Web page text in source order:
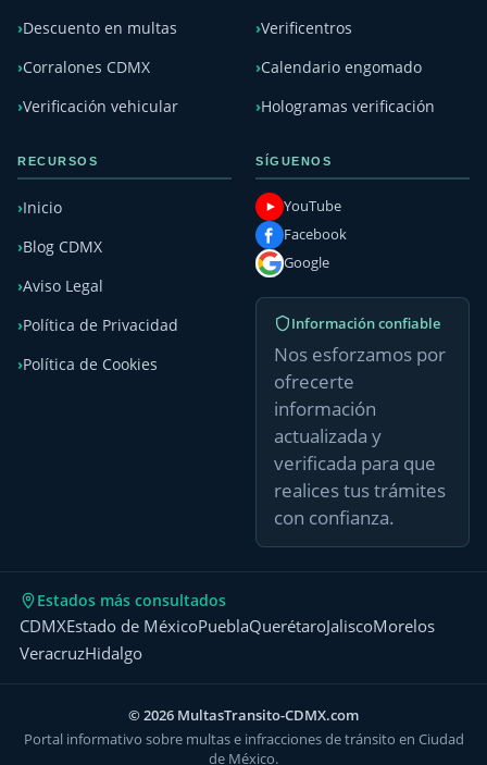
Descuento en multas
Corralones CDMX
Verificación vehicular
Verificentros
Calendario engomado
Hologramas verificación
RECURSOS
Inicio
Blog CDMX
Aviso Legal
Política de Privacidad
Política de Cookies
SÍGUENOS
YouTube
Facebook
Google
Información confiable
Nos esforzamos por
ofrecerte
información
actualizada y
verificada para que
realices tus trámites
con confianza.
Estados más consultados
CDMXEstado de MéxicoPueblaQuerétaroJaliscoMorelos
VeracruzHidalgo
© 2026 MultasTransito-CDMX.com
Portal informativo sobre multas e infracciones de tránsito en Ciudad
de México.